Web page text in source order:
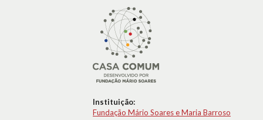
Instituição:
Fundação Mário Soares e Maria Barroso